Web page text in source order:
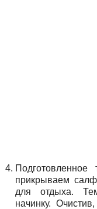
прикрываем
для отдыха.
начинку.